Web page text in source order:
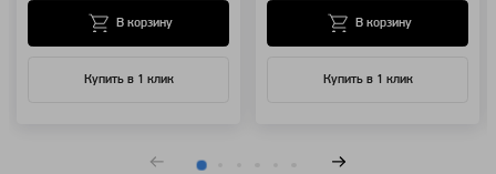
Купить в 1 клик
В корзину
Купить в 1 клик
В корзину